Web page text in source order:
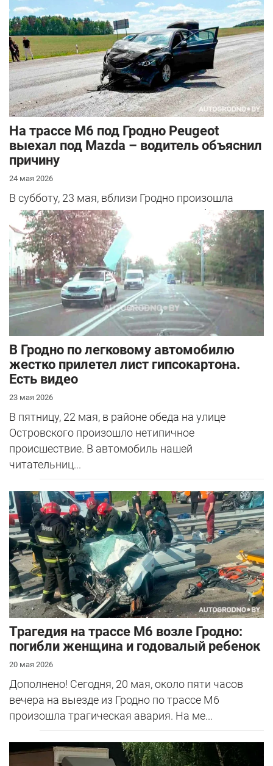
На трассе М6 под Гродно Peugeot
выехал под Mazda – водитель объяснил
причину
24 мая 2026
В субботу, 23 мая, вблизи Гродно произошла
серьезная авария – столкнулись Mazda и
Peugeot. Читатель АвтоГродно поделился...
В Гродно по легковому автомобилю
жестко прилетел лист гипсокартона.
Есть видео
23 мая 2026
В пятницу, 22 мая, в районе обеда на улице
Островского произошло нетипичное
происшествие. В автомобиль нашей
читательниц...
Трагедия на трассе М6 возле Гродно:
погибли женщина и годовалый ребенок
20 мая 2026
Дополнено! Сегодня, 20 мая, около пяти часов
вечера на выезде из Гродно по трассе М6
произошла трагическая авария. На ме...